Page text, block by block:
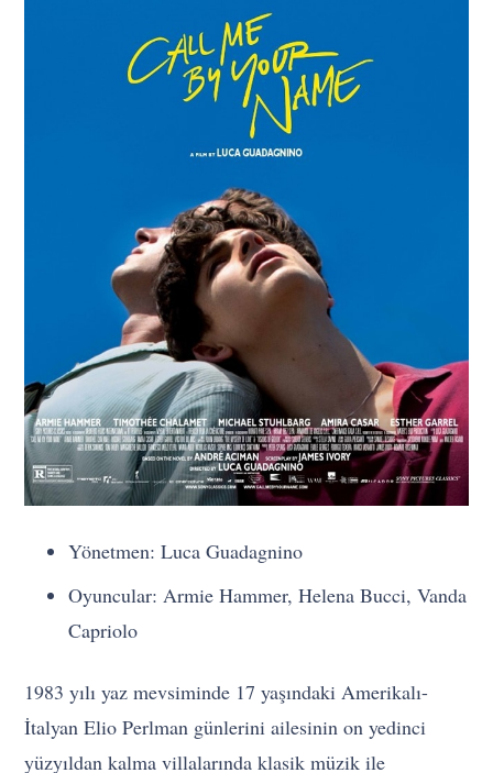
Yönetmen: Luca Guadagnino
Oyuncular: Armie Hammer, Helena Bucci, Vanda
Capriolo
1983 yılı yaz mevsiminde 17 yaşındaki Amerikalı-
İtalyan Elio Perlman günlerini ailesinin on yedinci
yüzyıldan kalma villalarında klasik müzik ile